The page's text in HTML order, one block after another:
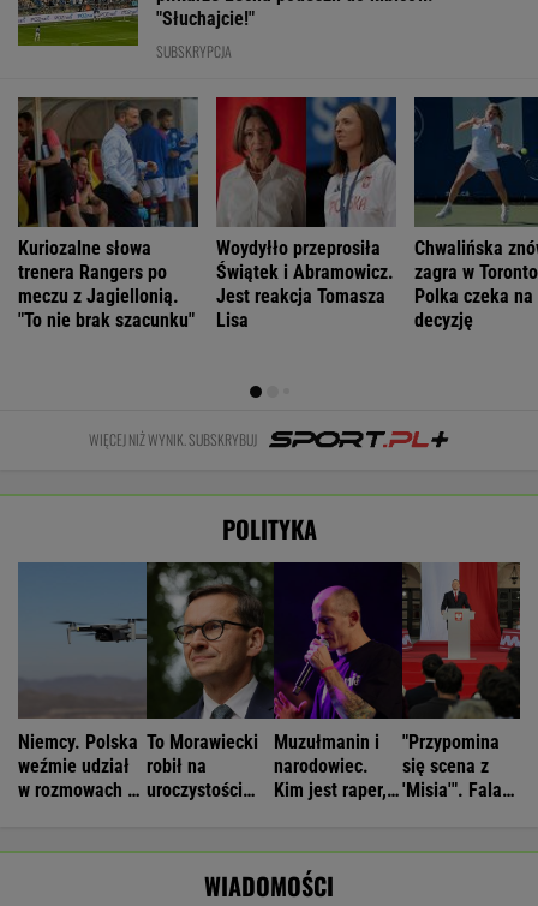
"Słuchajcie!"
SUBSKRYPCJA
Kuriozalne słowa
trenera Rangers po
meczu z Jagiellonią.
"To nie brak szacunku"
Woydyłło przeprosiła
Świątek i Abramowicz.
Jest reakcja Tomasza
Lisa
Chwalińska
zagra w
Polka czeka na
decyzję
WIĘCEJ NIŻ WYNIK. SUBSKRYBUJ
POLITYKA
Niemcy. Polska
weźmie udział
w rozmowach o
To Morawiecki
robił na
uroczystości
Muzułmanin i
narodowiec.
Kim jest raper,
"Przypomina
się scena z
'Misia'". Fala
WIADOMOŚCI